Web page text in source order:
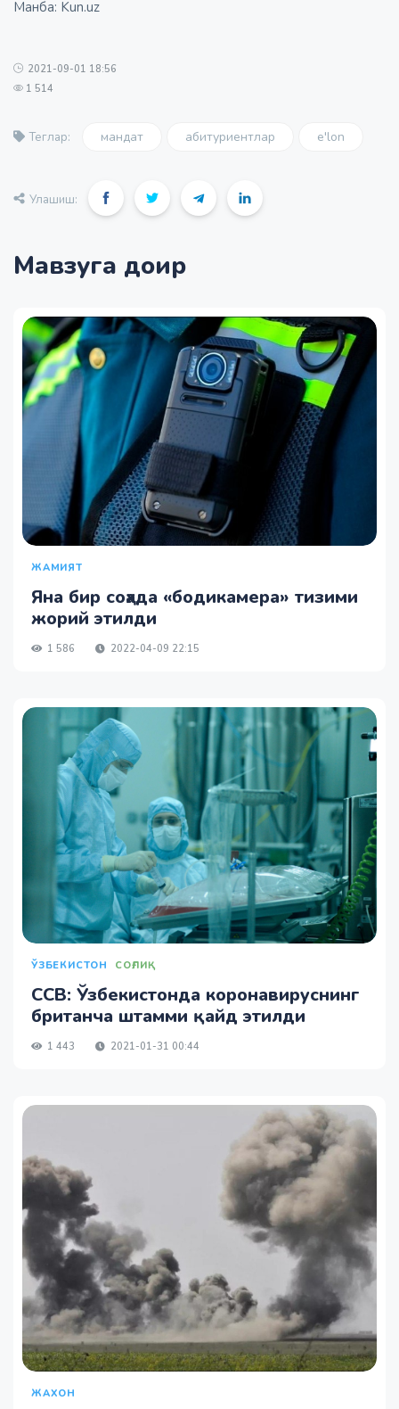
Mанба: Kun.uz
2021-09-01 18:56
1 514
Теглар: мандат абитуриентлар e'lon
Улашиш:
Мавзуга доир
ЖАМИЯТ
Яна бир соҳада «бодикамера» тизими
жорий этилди
1 586 2022-04-09 22:15
ЎЗБЕКИСТОН СОҒЛИҚ
ССВ: Ўзбекистонда коронавируснинг
британча штамми қайд этилди
1 443 2021-01-31 00:44
ЖАХОН